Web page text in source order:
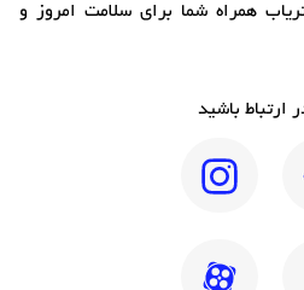
همراه شما برای سلامت امروز و
ارتباط باشید